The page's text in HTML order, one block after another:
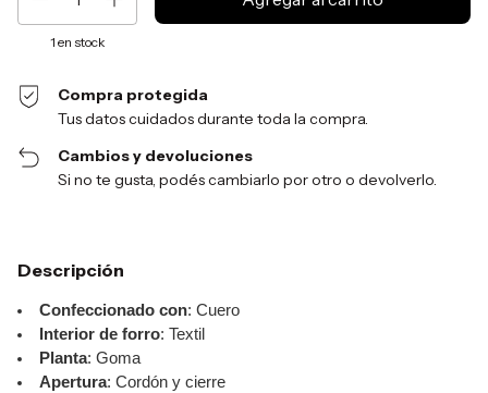
1 en stock
Compra protegida
Tus datos cuidados durante toda la compra.
Cambios y devoluciones
Si no te gusta, podés cambiarlo por otro o devolverlo.
Descripción
Confeccionado con: Cuero
Interior de forro: Textil
Planta: Goma
Apertura: Cordón y cierre